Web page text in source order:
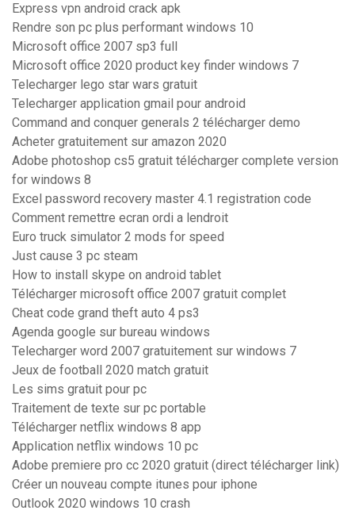
Express vpn android crack apk
Rendre son pc plus performant windows 10
Microsoft office 2007 sp3 full
Microsoft office 2020 product key finder windows 7
Telecharger lego star wars gratuit
Telecharger application gmail pour android
Command and conquer generals 2 télécharger demo
Acheter gratuitement sur amazon 2020
Adobe photoshop cs5 gratuit télécharger complete version
for windows 8
Excel password recovery master 4.1 registration code
Comment remettre ecran ordi a lendroit
Euro truck simulator 2 mods for speed
Just cause 3 pc steam
How to install skype on android tablet
Télécharger microsoft office 2007 gratuit complet
Cheat code grand theft auto 4 ps3
Agenda google sur bureau windows
Telecharger word 2007 gratuitement sur windows 7
Jeux de football 2020 match gratuit
Les sims gratuit pour pc
Traitement de texte sur pc portable
Télécharger netflix windows 8 app
Application netflix windows 10 pc
Adobe premiere pro cc 2020 gratuit (direct télécharger link)
Créer un nouveau compte itunes pour iphone
Outlook 2020 windows 10 crash